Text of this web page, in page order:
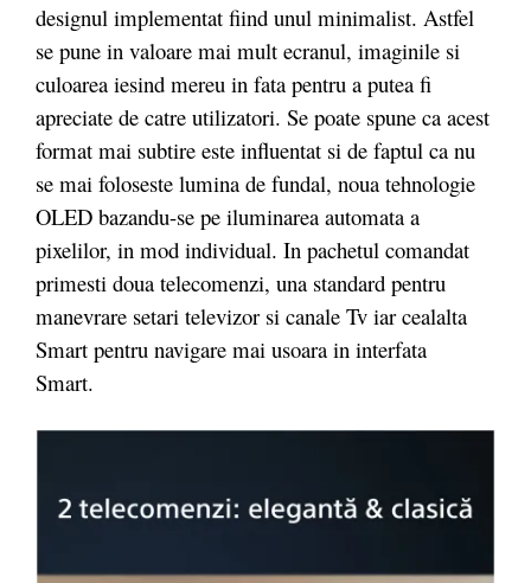
designul implementat fiind unul minimalist. Astfel
se pune in valoare mai mult ecranul, imaginile si
culoarea iesind mereu in fata pentru a putea fi
apreciate de catre utilizatori. Se poate spune ca acest
format mai subtire este influentat si de faptul ca nu
se mai foloseste lumina de fundal, noua tehnologie
OLED bazandu-se pe iluminarea automata a
pixelilor, in mod individual. In pachetul comandat
primesti doua telecomenzi, una standard pentru
manevrare setari televizor si canale Tv iar cealalta
Smart pentru navigare mai usoara in interfata
Smart.